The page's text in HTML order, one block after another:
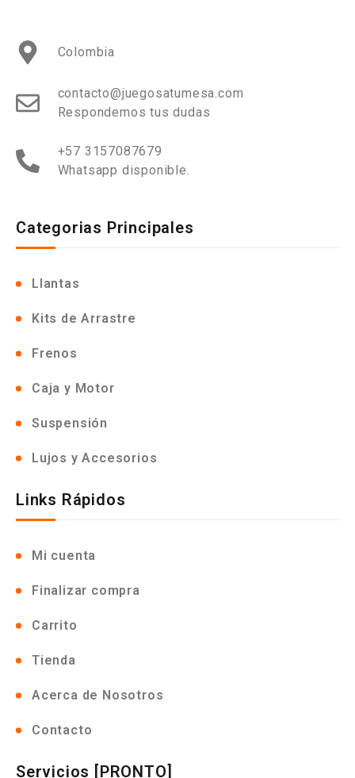
Colombia
contacto@juegosatumesa.com
Respondemos tus dudas
+57 3157087679
Whatsapp disponible.
Categorias Principales
Llantas
Kits de Arrastre
Frenos
Caja y Motor
Suspensión
Lujos y Accesorios
Links Rápidos
Mi cuenta
Finalizar compra
Carrito
Tienda
Acerca de Nosotros
Contacto
Servicios [PRONTO]